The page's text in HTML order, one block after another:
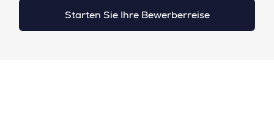
Starten Sie Ihre Bewerberreise